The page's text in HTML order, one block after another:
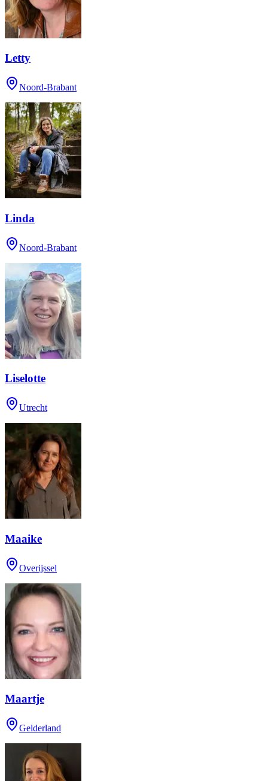
Letty
Noord-Brabant
Linda
Noord-Brabant
Liselotte
Utrecht
Maaike
Overijssel
Maartje
Gelderland